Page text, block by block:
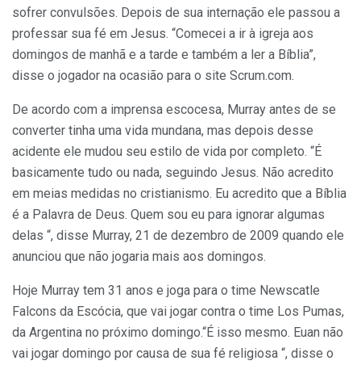
sofrer convulsões. Depois de sua internação ele passou a
professar sua fé em Jesus. “Comecei a ir à igreja aos
domingos de manhã e a tarde e também a ler a Bíblia”,
disse o jogador na ocasião para o site Scrum.com.
De acordo com a imprensa escocesa, Murray antes de se
converter tinha uma vida mundana, mas depois desse
acidente ele mudou seu estilo de vida por completo. “É
basicamente tudo ou nada, seguindo Jesus. Não acredito
em meias medidas no cristianismo. Eu acredito que a Bíblia
é a Palavra de Deus. Quem sou eu para ignorar algumas
delas “, disse Murray, 21 de dezembro de 2009 quando ele
anunciou que não jogaria mais aos domingos.
Hoje Murray tem 31 anos e joga para o time Newscatle
Falcons da Escócia, que vai jogar contra o time Los Pumas,
da Argentina no próximo domingo.“É isso mesmo. Euan não
vai jogar domingo por causa de sua fé religiosa “, disse o